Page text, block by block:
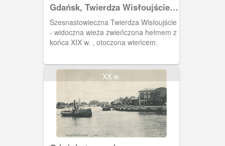
Gdańsk, Twierdza Wisłoujście,
Danzig Wiechselmünde
Szesnastowieczna Twierdza Wisłoujście
- widoczna wieża zwieńczona hełmem z
końca XIX w. , otoczona wieńcem.
XX w.